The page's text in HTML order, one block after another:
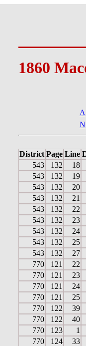
1860
A
N
District Page Line
543
132
18
543
132
19
543
132
20
543
132
21
543
132
22
543
132
23
543
132
24
543
132
25
543
132
27
770
121
22
770
121
23
770
121
24
770
121
25
770
122
39
770
122
40
770
123
1
770
124
33